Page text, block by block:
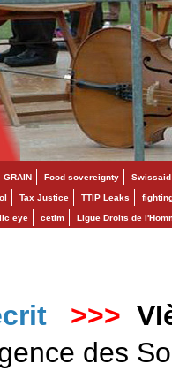
GRAIN Food sovereignty Swissaid
Tax Justice TTIP Leaks
eye cetim Ligue Droits de
>>>
des